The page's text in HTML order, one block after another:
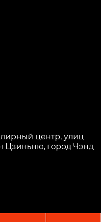
центр, улиц
Цзиньню, город Чэнд